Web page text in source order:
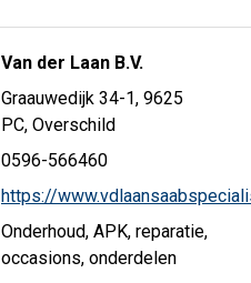
Van der Laan B.V.
Graauwedijk 34-1, 9625
PC, Overschild
0596-566460
https://
Onderhoud, APK, reparatie,
occasions, onderdelen